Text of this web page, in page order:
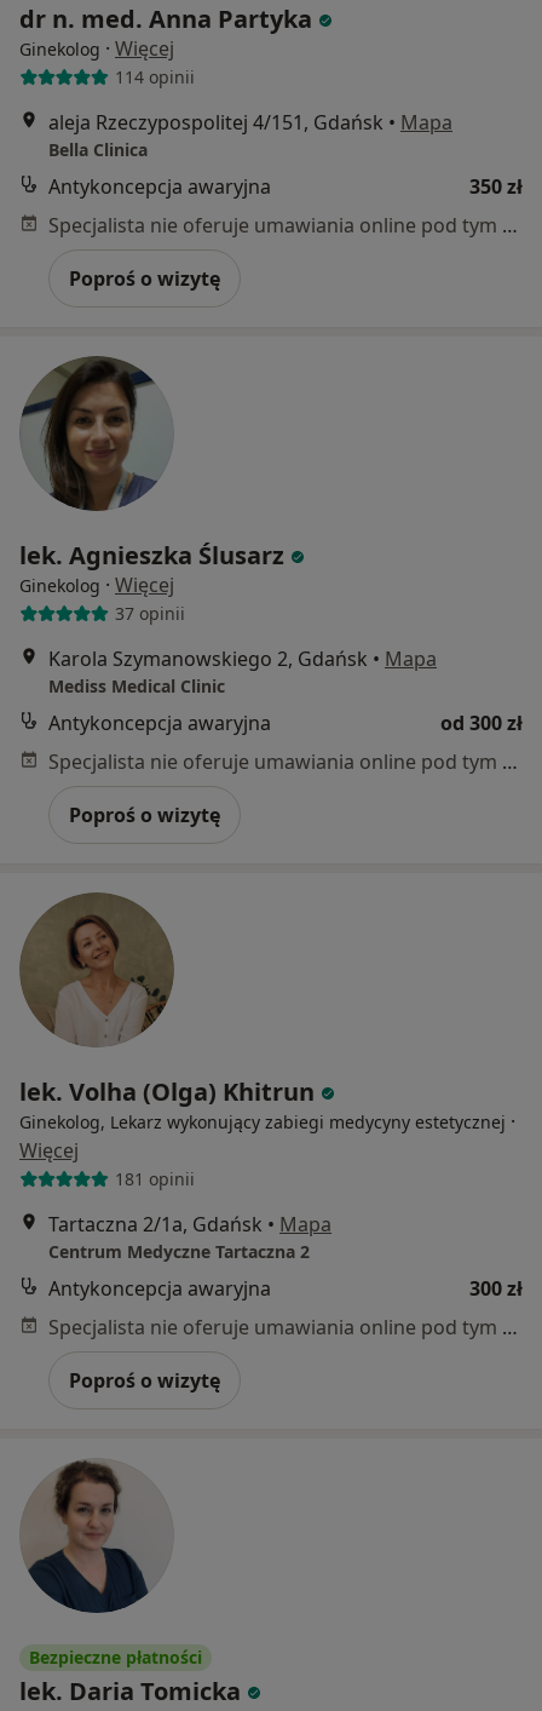
dr n. med. Anna Partyka
Ginekolog · Więcej
114 opinii
aleja Rzeczypospolitej 4/151, Gdańsk • Mapa
Bella Clinica
Antykoncepcja awaryjna
350 zł
Specjalista nie oferuje umawiania online pod tym adresem.
Poproś o wizytę
lek. Agnieszka Ślusarz
Ginekolog · Więcej
37 opinii
Karola Szymanowskiego 2, Gdańsk • Mapa
Mediss Medical Clinic
Antykoncepcja awaryjna
od 300 zł
Specjalista nie oferuje umawiania online pod tym adresem.
Poproś o wizytę
lek. Volha (Olga) Khitrun
Ginekolog, Lekarz wykonujący zabiegi medycyny estetycznej ·
Więcej
181 opinii
Tartaczna 2/1a, Gdańsk • Mapa
Centrum Medyczne Tartaczna 2
Antykoncepcja awaryjna
300 zł
Specjalista nie oferuje umawiania online pod tym adresem.
Poproś o wizytę
Bezpieczne płatności
lek. Daria Tomicka